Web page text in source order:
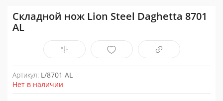
Складной нож Lion Steel Daghetta 8701
AL
Артикул: L/8701 AL
Нет в наличии